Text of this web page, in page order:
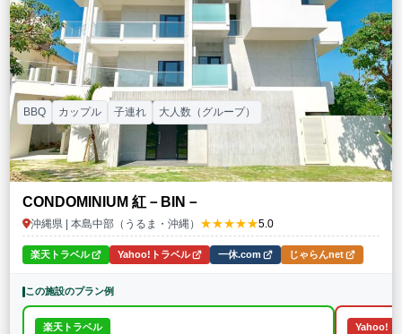
CONDOMINIUM 紅－BIN－
沖縄県 | 本島中部（うるま・沖縄） ★★★★★5.0
BBQ カップル 子連れ 大人数（グループ）
楽天トラベル Yahoo!トラベル 一休.com じゃらんnet
この施設のプラン例
楽天トラベル Yahoo!ト